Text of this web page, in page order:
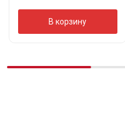
В корзину